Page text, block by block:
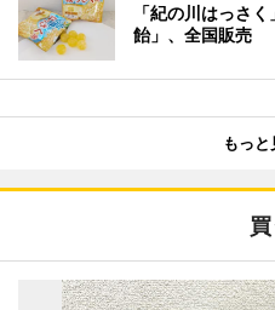
「紀の川はっさ
飴」、全国販売
もっと
買